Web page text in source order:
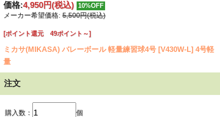
価格:4,950円(税込) 10%OFF
メーカー希望価格:5,500円(税込)
[ポイント還元 49ポイント～]
ミカサ(MIKASA) バレーボール 軽量練習球4号 [V430W-L] 4号軽
量
注文
購入数： 個